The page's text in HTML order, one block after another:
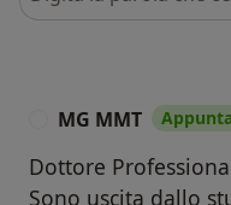
MG MMT
Dottore
Sono uscita dallo